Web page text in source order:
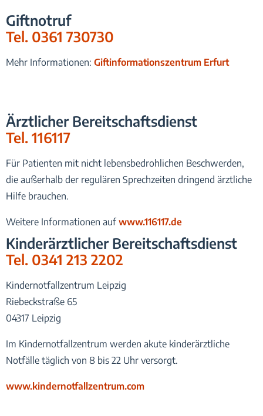
Giftnotruf
Tel. 0361 730730
Mehr Informationen: Giftinformationszentrum Erfurt
Ärztlicher Bereitschaftsdienst
Tel. 116117
Für Patienten mit nicht lebensbedrohlichen Beschwerden,
die außerhalb der regulären Sprechzeiten dringend ärztliche
Hilfe brauchen.
Weitere Informationen aufwww.116117.de
Kinderärztlicher Bereitschaftsdienst
Tel. 0341 213 2202
Kindernotfallzentrum Leipzig
Riebeckstraße 65
04317 Leipzig
Im Kindernotfallzentrum werden akute kinderärztliche
Notfälle täglich von 8 bis 22 Uhr versorgt.
www.kindernotfallzentrum.com